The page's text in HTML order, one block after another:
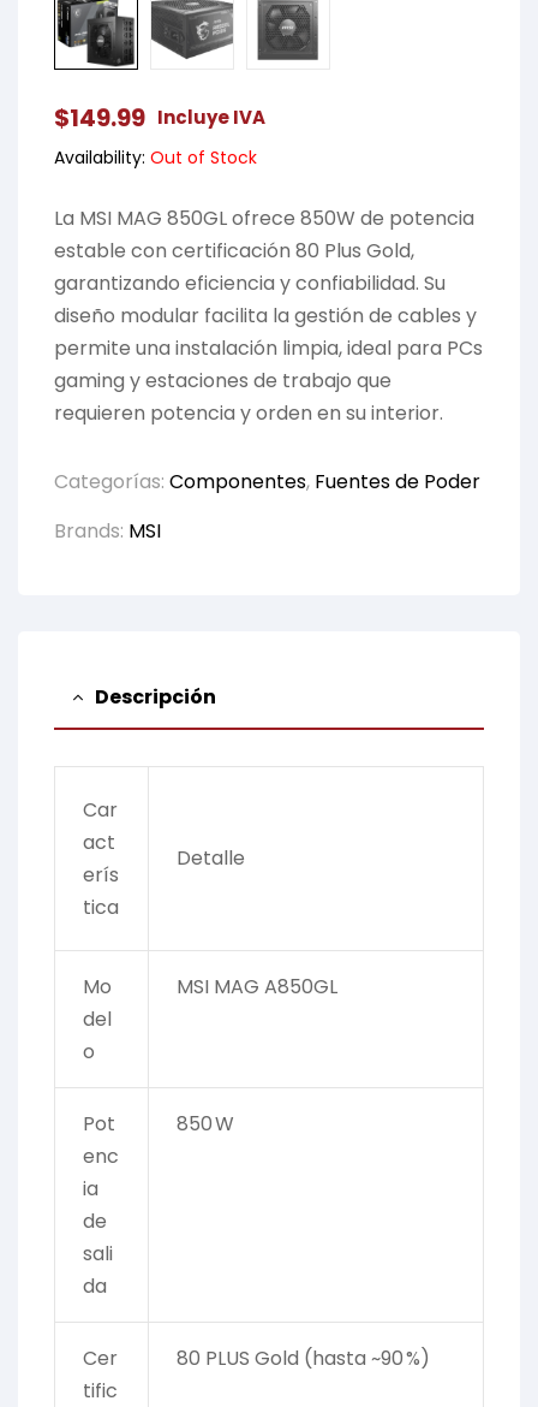
$149.99 Incluye IVA
Availability: Out of Stock
La MSI MAG 850GL ofrece 850W de potencia
estable con certificación 80 Plus Gold,
garantizando eficiencia y confiabilidad. Su
diseño modular facilita la gestión de cables y
permite una instalación limpia, ideal para PCs
gaming y estaciones de trabajo que
requieren potencia y orden en su interior.
Categorías: Componentes, Fuentes de Poder
Brands: MSI
Descripción
Car
act
erís
tica
Detalle
Mo
del
o
MSI MAG A850GL
Pot
enc
ia
de
sali
da
850 W
Cer
tific
80 PLUS Gold (hasta ~90 %)